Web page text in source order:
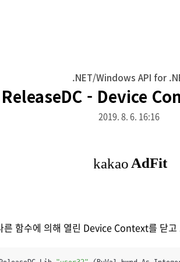
.NET/Windows API for
ReleaseDC - Device
2019. 8. 6. 16:16
른 함수에 의해 열린 Device Context를 닫고